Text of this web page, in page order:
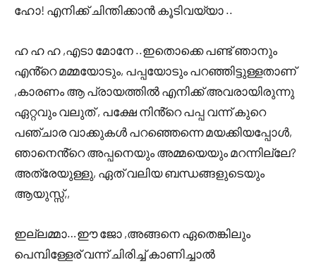
ഹോ! എനിക്ക് ചിന്തിക്കാൻ കൂടിവയ്യാ ..
ഹ ഹ ഹ ,എടാ മോനേ ..ഇതൊക്കെ പണ്ട് ഞാനും
എൻ്റെ മമ്മയോടും, പപ്പയോടും പറഞ്ഞിട്ടുള്ളതാണ്
,കാരണം ആ പ്രായത്തിൽ എനിക്ക് അവരായിരുന്നു
ഏറ്റവും വലുത് , പക്ഷേ നിൻ്റെ പപ്പ വന്ന് കുറെ
പഞ്ചാര വാക്കുകൾ പറഞ്ഞെന്നെ മയക്കിയപ്പോൾ,
ഞാനെൻ്റെ അപ്പനെയും അമ്മയെയും മറന്നില്ലേ?
അത്രേയുള്ളു, ഏത് വലിയ ബന്ധങ്ങളുടെയും
ആയുസ്സ്,,
ഇല്ലമ്മാ…ഈ ജോ ,അങ്ങനെ ഏതെങ്കിലും
പെമ്പിള്ളേര് വന്ന് ചിരിച്ച് കാണിച്ചാൽ